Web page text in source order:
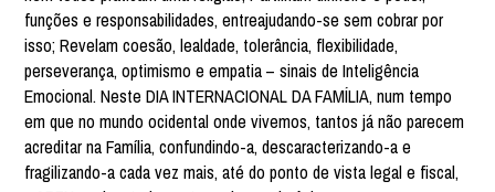
funções e responsabilidades, entreajudando-se sem cobrar por
isso; Revelam coesão, lealdade, tolerância, flexibilidade,
perseverança, optimismo e empatia – sinais de Inteligência
Emocional. Neste DIA INTERNACIONAL DA FAMÍLIA, num tempo
em que no mundo ocidental onde vivemos, tantos já não parecem
acreditar na Família, confundindo-a, descaracterizando-a e
fragilizando-a cada vez mais, até do ponto de vista legal e fiscal,